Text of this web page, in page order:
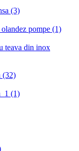
(3)
pompe (1)
teava din inox
(32)
(1)